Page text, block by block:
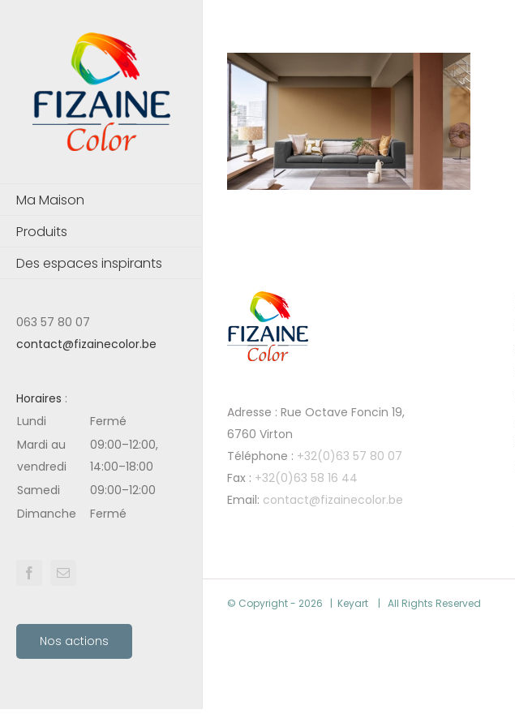
Ma Maison
Produits
Des espaces inspirants
063 57 80 07
contact@fizainecolor.be
Horaires :
Lundi
Fermé
Mardi au
vendredi
09:00–12:00,
14:00–18:00
Samedi
09:00–12:00
Dimanche
Fermé
Nos actions
Adresse : Rue Octave Foncin 19,
6760 Virton
Téléphone : +32(0)63 57 80 07
Fax : +32(0)63 58 16 44
Email: contact@fizainecolor.be
© Copyright - 2026 | Keyart | All Rights Reserved